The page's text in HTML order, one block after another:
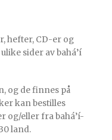
hefter, CD-er og
sider av bahá’í
og de finnes på
kan bestilles
og/eller fra bahá’í-
land.